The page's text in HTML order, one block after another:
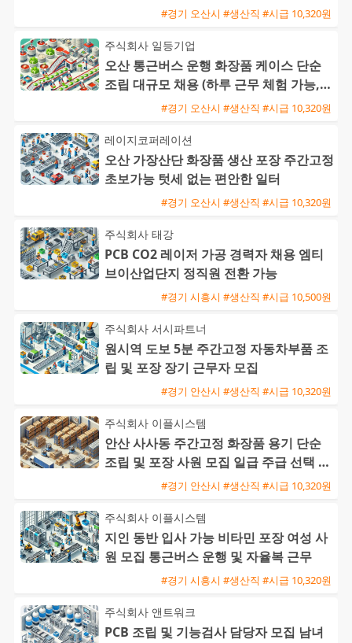
#경기 오산시 #생산직 #시급 10,320원
주식회사 일등기업
오산 통근버스 운행 화장품 케이스 단순
조립 대규모 채용 (하루 근무 체험 가능,
정규직 전환)#경기 오산시 #생산직 #시급 10,320원
레이지코퍼레이션
오산 가장산단 화장품 생산 포장 주간고정
초보가능 텃세 없는 편안한 일터
#경기 오산시 #생산직 #시급 10,320원
주식회사 태강
PCB CO2 레이저 가공 경력자 채용 엠티
브이산업단지 정직원 전환 가능
#경기 시흥시 #생산직 #시급 10,500원
주식회사 서시파트너
원시역 도보 5분 주간고정 자동차부품 조
립 및 포장 장기 근무자 모집
#경기 안산시 #생산직 #시급 10,320원
주식회사 이플시스템
안산 사사동 주간고정 화장품 용기 단순
조립 및 포장 사원 모집 일급 주급 선택 가
능 자차 출근자 환영
#경기 안산시 #생산직 #시급 10,320원
주식회사 이플시스템
지인 동반 입사 가능 비타민 포장 여성 사
원 모집 통근버스 운행 및 자율복 근무
#경기 시흥시 #생산직 #시급 10,320원
주식회사 앤트워크
PCB 조립 및 기능검사 담당자 모집 남녀